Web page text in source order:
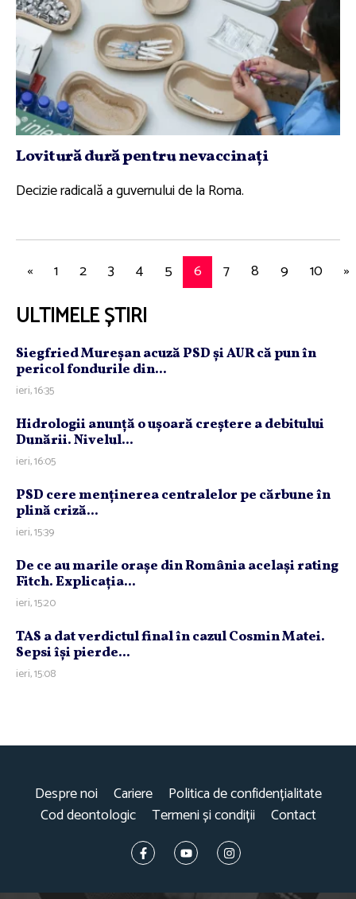
Lovitură dură pentru nevaccinaţi
Decizie radicală a guvernului de la Roma.
« 1 2 3 4 5 6 7 8 9 10 »
ULTIMELE ȘTIRI
Siegfried Mureşan acuză PSD şi AUR că pun în
pericol fondurile din...
ieri, 16:35
Hidrologii anunţă o uşoară creştere a debitului
Dunării. Nivelul...
ieri, 16:05
PSD cere menţinerea centralelor pe cărbune în
plină criză...
ieri, 15:39
De ce au marile oraşe din România acelaşi rating
Fitch. Explicaţia...
ieri, 15:20
TAS a dat verdictul final în cazul Cosmin Matei.
Sepsi îşi pierde...
ieri, 15:08
Despre noi Cariere
Politica de confidențialitate
Cod deontologic
Termeni și condiții Contact